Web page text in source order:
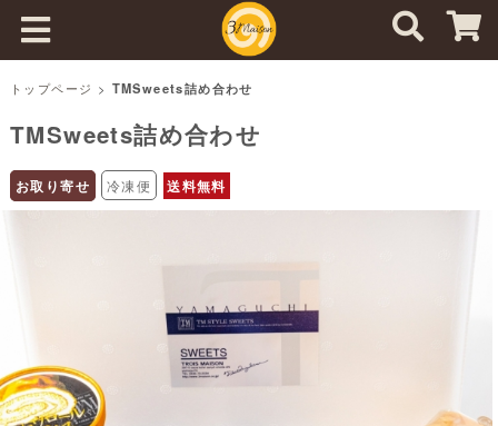
トップページ > TMSweets詰め合わせ
TMSweets詰め合わせ
お取り寄せ 冷凍便 送料無料